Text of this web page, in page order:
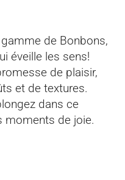
de Bonbons,
éveille les sens!
de plaisir,
et de textures.
dans ce
moments de joie.